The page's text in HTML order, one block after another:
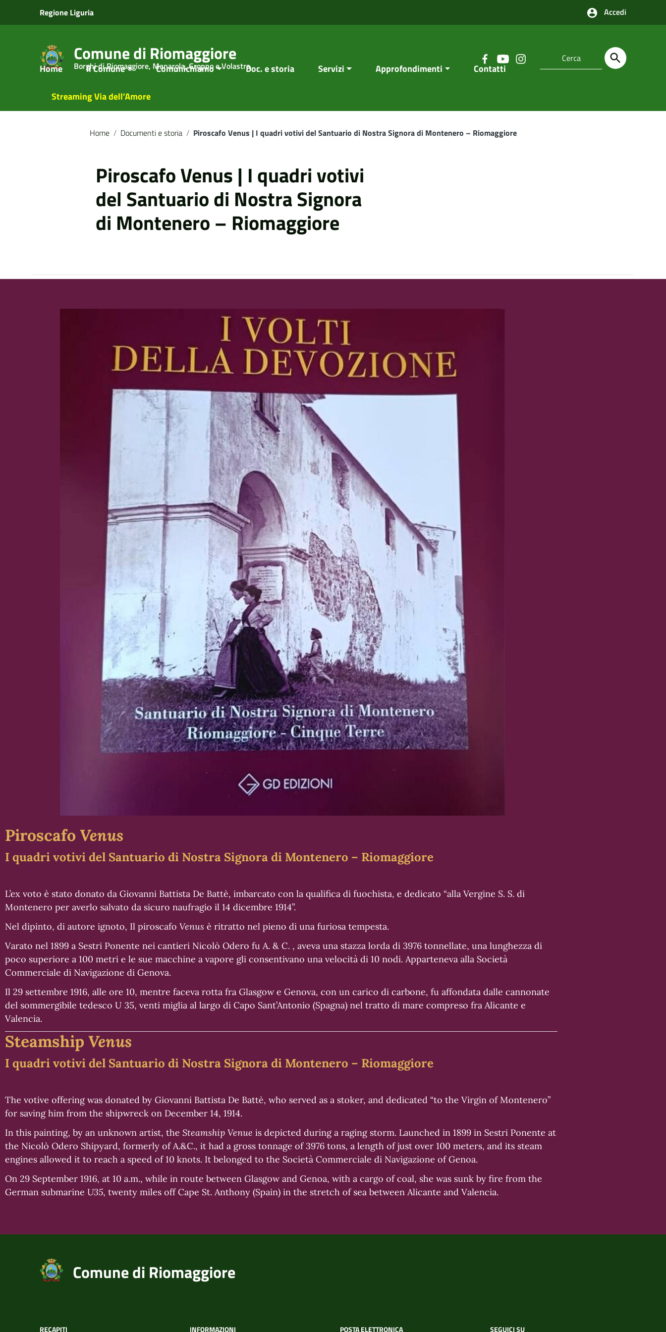
Vai ai contenuti
Vai al menu di navigazione
Regione Liguria Accedi
Comune di Riomaggiore
Borghi di Riomaggiore, Manarola, Groppo e Volastra
Home Il Comune Comunichiamo Doc. e storia Servizi Approfondimenti Contatti
Streaming Via dell’Amore
Home / Documenti e storia / Piroscafo Venus | I quadri votivi del Santuario di Nostra Signora di Montenero – Riomaggiore
Piroscafo Venus | I quadri votivi
del Santuario di Nostra Signora
di Montenero – Riomaggiore
Piroscafo Venus
I quadri votivi del Santuario di Nostra Signora di Montenero – Riomaggiore
L’ex voto è stato donato da Giovanni Battista De Battè, imbarcato con la qualifica di fuochista, e dedicato “alla Vergine S. S. di
Montenero per averlo salvato da sicuro naufragio il 14 dicembre 1914”.
Nel dipinto, di autore ignoto, Il piroscafo Venus è ritratto nel pieno di una furiosa tempesta.
Varato nel 1899 a Sestri Ponente nei cantieri Nicolò Odero fu A. & C. , aveva una stazza lorda di 3976 tonnellate, una lunghezza di
poco superiore a 100 metri e le sue macchine a vapore gli consentivano una velocità di 10 nodi. Apparteneva alla Società
Commerciale di Navigazione di Genova.
Il 29 settembre 1916, alle ore 10, mentre faceva rotta fra Glasgow e Genova, con un carico di carbone, fu affondata dalle cannonate
del sommergibile tedesco U 35, venti miglia al largo di Capo Sant’Antonio (Spagna) nel tratto di mare compreso fra Alicante e
Valencia.
Steamship Venus
I quadri votivi del Santuario di Nostra Signora di Montenero – Riomaggiore
The votive offering was donated by Giovanni Battista De Battè, who served as a stoker, and dedicated “to the Virgin of Montenero”
for saving him from the shipwreck on December 14, 1914.
In this painting, by an unknown artist, the Steamship Venue is depicted during a raging storm. Launched in 1899 in Sestri Ponente at
the Nicolò Odero Shipyard, formerly of A.&C., it had a gross tonnage of 3976 tons, a length of just over 100 meters, and its steam
engines allowed it to reach a speed of 10 knots. It belonged to the Società Commerciale di Navigazione of Genoa.
On 29 September 1916, at 10 a.m., while in route between Glasgow and Genoa, with a cargo of coal, she was sunk by fire from the
German submarine U35, twenty miles off Cape St. Anthony (Spain) in the stretch of sea between Alicante and Valencia.
Comune di Riomaggiore
RECAPITI INFORMAZIONI POSTA ELETTRONICA SEGUICI SU